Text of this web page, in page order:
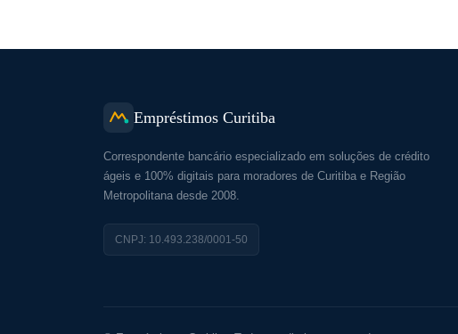
Empréstimos Curitiba
Correspondente bancário especializado em soluções de crédito
ágeis e 100% digitais para moradores de Curitiba e Região
Metropolitana desde 2008.
CNPJ: 10.493.238/0001-50